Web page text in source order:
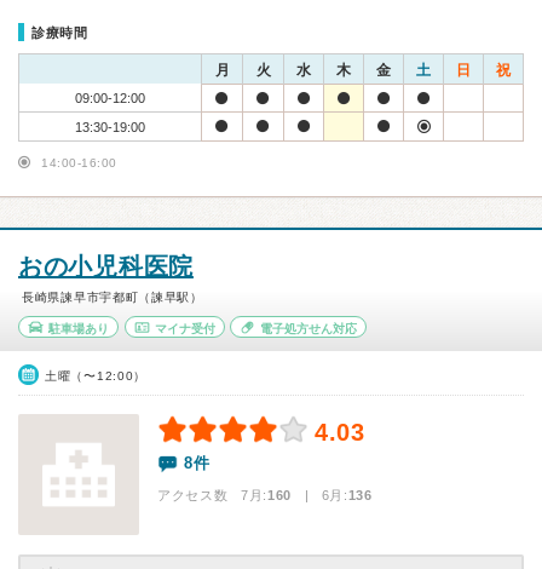
診療時間
月 火 水 木 金 土 日 祝
09:00-12:00
13:30-19:00
14:00-16:00
おの小児科医院
長崎県諫早市宇都町（諫早駅）
駐車場あり マイナ受付 電子処方せん対応
土曜（〜12:00）
4.03
8件
アクセス数 7月:160 | 6月:136